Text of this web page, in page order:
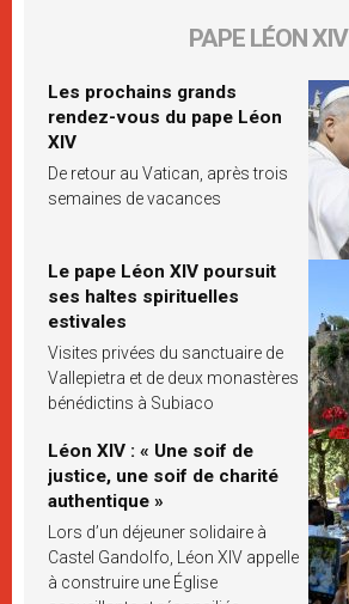
PAPE LÉON XIV
Les prochains grands
rendez-vous du pape Léon
XIV
De retour au Vatican, après trois
semaines de vacances
Le pape Léon XIV poursuit
ses haltes spirituelles
estivales
Visites privées du sanctuaire de
Vallepietra et de deux monastères
bénédictins à Subiaco
Léon XIV : « Une soif de
justice, une soif de charité
authentique »
Lors d’un déjeuner solidaire à
Castel Gandolfo, Léon XIV appelle
à construire une Église